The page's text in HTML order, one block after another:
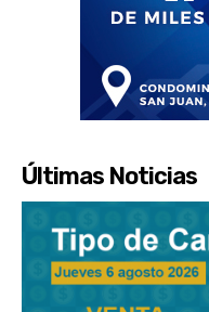
Últimas Noticias